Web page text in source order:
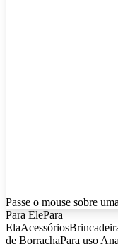
Passe o mouse sobre
Para ElePara
ElaAcessórios
de BorrachaPara uso